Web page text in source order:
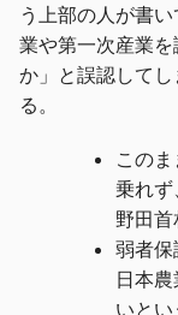
う上部の人が書
業や第一次産業
か」と誤認して
る。
この
乗れず
野田首
弱者保
日本
いと